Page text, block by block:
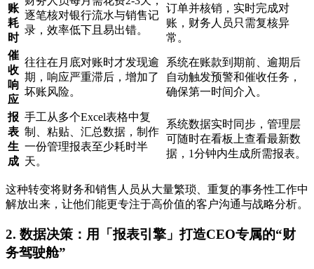
账
耗
时
逐笔核对银行流水与销售记
录，效率低下且易出错。
订单并核销，实时完成对
账，财务人员只需复核异
常。
催
收
响
应
往往在月底对账时才发现逾
期，响应严重滞后，增加了
坏账风险。
系统在账款到期前、逾期后
自动触发预警和催收任务，
确保第一时间介入。
报
表
生
成
手工从多个Excel表格中复
制、粘贴、汇总数据，制作
一份管理报表至少耗时半
天。
系统数据实时同步，管理层
可随时在看板上查看最新数
据，1分钟内生成所需报表。
这种转变将财务和销售人员从大量繁琐、重复的事务性工作中
解放出来，让他们能更专注于高价值的客户沟通与战略分析。
2. 数据决策：用「报表引擎」打造CEO专属的“财
务驾驶舱”